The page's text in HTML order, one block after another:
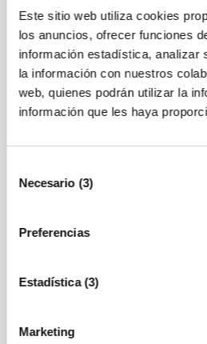
Este sitio web utiliza cookies
los anuncios, ofrecer funciones
información estadística, analizar
la información con nuestros
web, quienes podrán utilizar la
información que les haya
Necesario (3)
Preferencias
Estadística (3)
Marketing
personales de las personas
facilitados por las entidades
de corresponsables del
de formalizar su inscripción y
participación en el Concurso,
participante ganador de la fase
gestionar su participación a
La base jurídica que sustenta
mantenimiento de la relación